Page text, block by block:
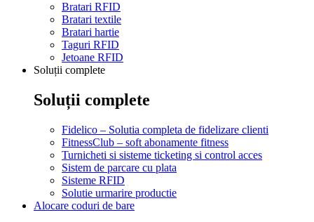
Bratari RFID
Bratari textile
Bratari hartie
Taguri RFID
Jetoane RFID
Soluții complete
Soluții complete
Fidelico – Solutia completa de fidelizare clienti
FitnessClub – soft abonamente fitness
Turnicheti si sisteme ticketing si control acces
Sistem de parcare cu plata
Sisteme RFID
Solutie urmarire productie
Alocare coduri de bare